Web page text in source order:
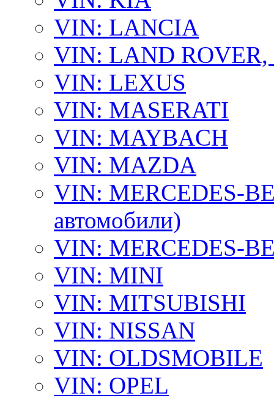
VIN: LANCIA
VIN: LAND ROVER,
VIN: LEXUS
VIN: MASERATI
VIN: MAYBACH
VIN: MAZDA
VIN: MERCEDES-
автомобили)
VIN: MERCEDES-
VIN: MINI
VIN: MITSUBISHI
VIN: NISSAN
VIN: OLDSMOBILE
VIN: OPEL